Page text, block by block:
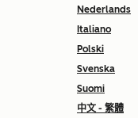
Nederlands
Italiano
Polski
Svenska
Suomi
中文 - 繁體